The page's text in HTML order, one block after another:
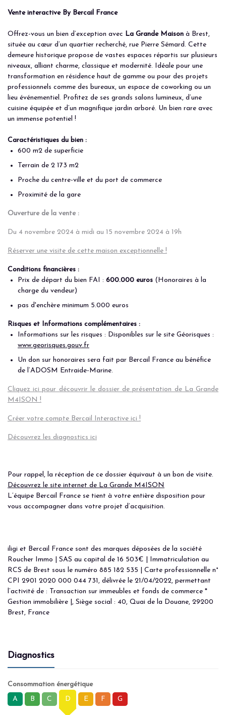
Vente interactive By Bercail France
Offrez-vous un bien d’exception avec La Grande Maison à Brest,
située au cœur d’un quartier recherché, rue Pierre Sémard. Cette
demeure historique propose de vastes espaces répartis sur plusieurs
niveaux, alliant charme, classique et modernité. Idéale pour une
transformation en résidence haut de gamme ou pour des projets
professionnels comme des bureaux, un espace de coworking ou un
lieu événementiel. Profitez de ses grands salons lumineux, d’une
cuisine équipée et d’un magnifique jardin arboré. Un bien rare avec
un immense potentiel !
Caractéristiques du bien :
600 m2 de superficie
Terrain de 2 173 m2
Proche du centre-ville et du port de commerce
Proximité de la gare
Ouverture de la vente :
Du 4 novembre 2024 à midi au 15 novembre 2024 à 19h
Réserver une visite de cette maison exceptionnelle !
Conditions financières :
Prix de départ du bien FAI : 600.000 euros (Honoraires à la
charge du vendeur)
pas d'enchère minimum 5.000 euros
Risques et Informations complémentaires :
Informations sur les risques : Disponibles sur le site Géorisques :
www.georisques.gouv.fr
Un don sur honoraires sera fait par Bercail France au bénéfice
de l’ADOSM Entraide-Marine.
Cliquez ici pour découvrir le dossier de présentation de La Grande
M4ISON !
Créer votre compte Bercail Interactive ici !
Découvrez les diagnostics ici
Pour rappel, la réception de ce dossier équivaut à un bon de visite.
Découvrez le site internet de La Grande M4ISON
L’équipe Bercail France se tient à votre entière disposition pour
vous accompagner dans votre projet d’acquisition.
iligi et Bercail France sont des marques déposées de la société
Roucher Immo | SAS au capital de 16 503€ | Immatriculation au
RCS de Brest sous le numéro 885 182 535 | Carte professionnelle n°
CPI 2901 2020 000 044 731, délivrée le 21/04/2022, permettant
l’activité de : Transaction sur immeubles et fonds de commerce *
Gestion immobilière |, Siège social : 40, Quai de la Douane, 29200
Brest, France
Diagnostics
Consommation énergétique
A
B C D E F G